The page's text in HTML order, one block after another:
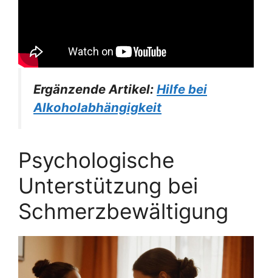
Ergänzende Artikel: Hilfe bei
Alkoholabhängigkeit
Psychologische
Unterstützung bei
Schmerzbewältigung